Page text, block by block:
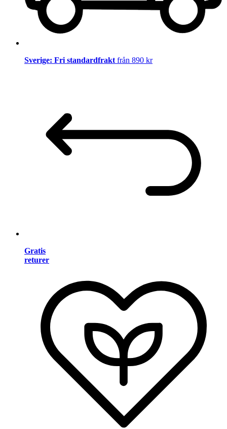
Sverige: Fri standardfrakt från 890 kr
Gratis
returer